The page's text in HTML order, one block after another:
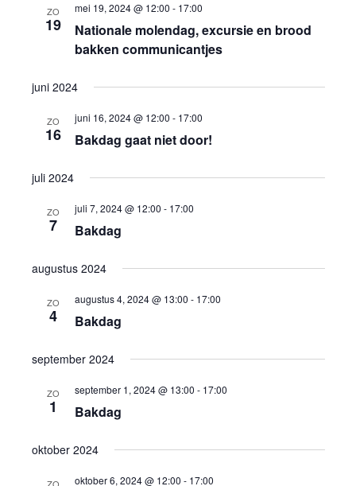
ZO
19
mei 19, 2024 @ 12:00 - 17:00
Nationale molendag, excursie en brood
bakken communicantjes
juni 2024
ZO
16
juni 16, 2024 @ 12:00 - 17:00
Bakdag gaat niet door!
juli 2024
ZO
7
juli 7, 2024 @ 12:00 - 17:00
Bakdag
augustus 2024
ZO
4
augustus 4, 2024 @ 13:00 - 17:00
Bakdag
september 2024
ZO
1
september 1, 2024 @ 13:00 - 17:00
Bakdag
oktober 2024
oktober 6, 2024 @ 12:00 - 17:00